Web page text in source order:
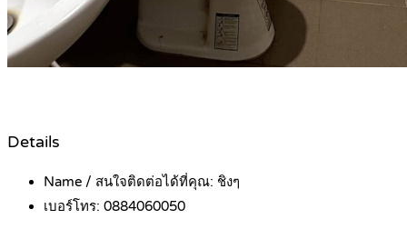
Details
Name / สนใจติดต่อได้ที่คุณ: ชิงๆ
เบอร์โทร: 0884060050